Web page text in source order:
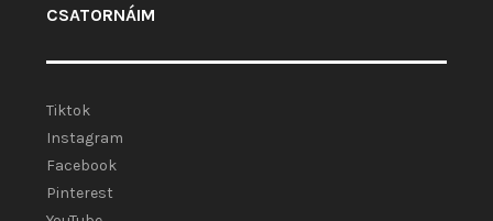
CSATORNÁIM
Tiktok
Instagram
Facebook
Pinterest